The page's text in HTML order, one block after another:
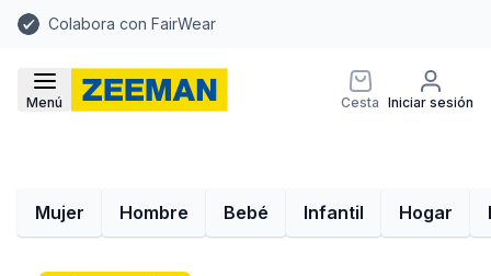
Colabora con FairWear
Menú Cesta Iniciar sesión
Mujer Hombre Bebé Infantil Hogar